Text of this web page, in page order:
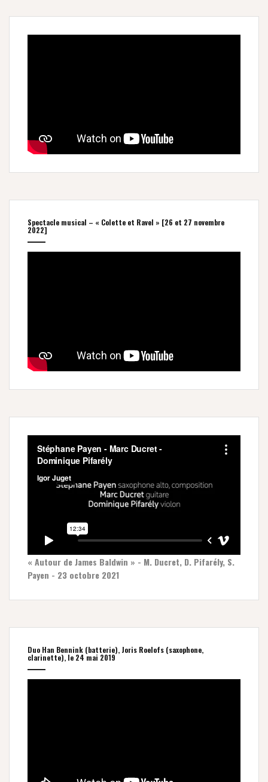
Spectacle musical – « Colette et Ravel » [26 et 27 novembre
2022]
« Autour de James Baldwin » - M. Ducret, D. Pifarély, S.
Payen - 23 octobre 2021
Duo Han Bennink (batterie), Joris Roelofs (saxophone,
clarinette), le 24 mai 2019